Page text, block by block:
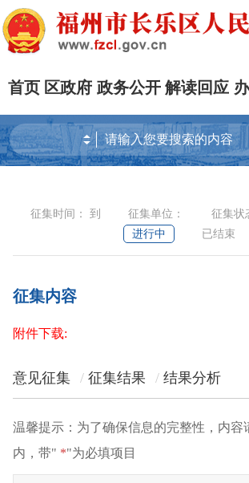
首页 区政府 政务公开 解读回应
征集时间： 到 征集单位： 征集状
进行中
已结束
征集内容
附件下载:
意见征集 征集结果 结果分析
温馨提示：为了确保信息的完整性，内容
内，带" *"为必填项目